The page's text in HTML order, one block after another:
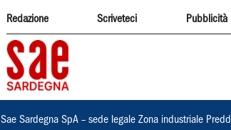
Redazione Scriveteci Pubblicità
Sae Sardegna SpA – sede legale Zona industriale